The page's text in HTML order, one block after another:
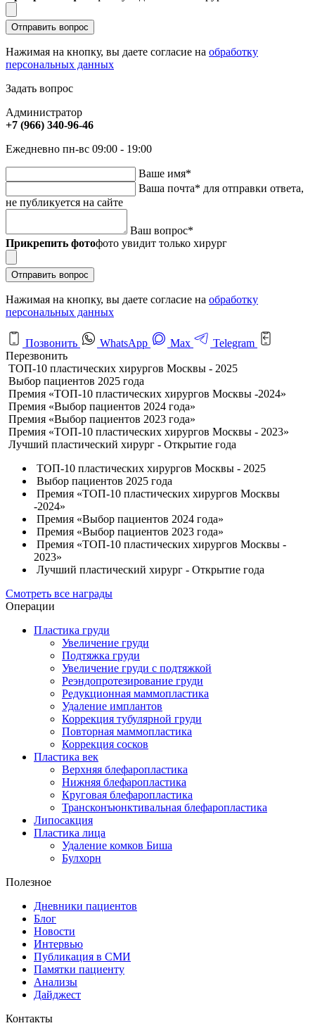
Отправить вопрос
Нажимая на кнопку, вы даете согласие на обработку
персональных данных
Задать вопрос
Администратор
+7 (966) 340-96-46
Ежедневно пн-вс 09:00 - 19:00
Ваше имя*
Ваша почта* для отправки ответа,
не публикуется на сайте
Ваш вопрос*
Прикрепить фотофото увидит только хирург
Отправить вопрос
Нажимая на кнопку, вы даете согласие на обработку
персональных данных
Позвонить WhatsApp Max
Telegram
Перезвонить
ТОП-10 пластических хирургов Москвы - 2025
Выбор пациентов 2025 года
Премия «ТОП-10 пластических хирургов Москвы -2024»
Премия «Выбор пациентов 2024 года»
Премия «Выбор пациентов 2023 года»
Премия «ТОП-10 пластических хирургов Москвы - 2023»
Лучший пластический хирург - Открытие года
ТОП-10 пластических хирургов Москвы - 2025
Выбор пациентов 2025 года
Премия «ТОП-10 пластических хирургов Москвы
-2024»
Премия «Выбор пациентов 2024 года»
Премия «Выбор пациентов 2023 года»
Премия «ТОП-10 пластических хирургов Москвы -
2023»
Лучший пластический хирург - Открытие года
Смотреть все награды
Операции
Пластика груди
Увеличение груди
Подтяжка груди
Увеличение груди с подтяжкой
Реэндопротезирование груди
Редукционная маммопластика
Удаление имплантов
Коррекция тубулярной груди
Повторная маммопластика
Коррекция сосков
Пластика век
Верхняя блефаропластика
Нижняя блефаропластика
Круговая блефаропластика
Трансконъюнктивальная блефаропластика
Липосакция
Пластика лица
Удаление комков Биша
Булхорн
Полезное
Дневники пациентов
Блог
Новости
Интервью
Публикация в СМИ
Памятки пациенту
Анализы
Дайджест
Контакты